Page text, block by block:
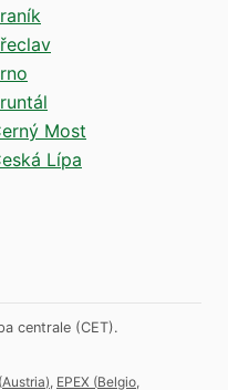
Most
Lípa
centrale (CET).
(Austria) EPEX (Belgio,